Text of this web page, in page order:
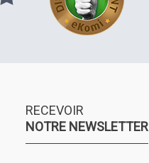
se présente pas,
réceptionner la
sur le site
il est certain que
RECEVOIR
NOTRE NEWSLETTER